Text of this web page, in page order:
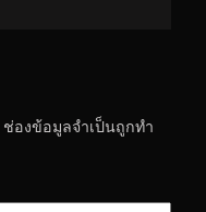
ช่องข้อมูลจำเป็นถูกทำ